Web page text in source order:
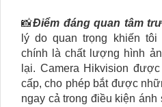
📸Điểm đáng quan tâm
lý do quan trọng khiến tôi
chính là chất lượng hình
lại. Camera Hikvision
cấp, cho phép bắt được
ngay cả trong điều kiện